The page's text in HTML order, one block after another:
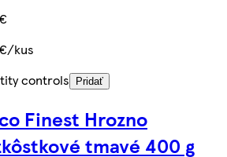
kus
controls
Pridať
Finest Hrozno
tmavé 400 g